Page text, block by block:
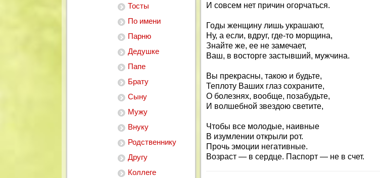
Тосты
По имени
Парню
Дедушке
Папе
Брату
Сыну
Мужу
Внуку
Родственнику
Другу
Коллеге
И совсем нет причин огорчаться.
Годы женщину лишь украшают,
Ну, а если, вдруг, где-то морщина,
Знайте же, ее не замечает,
Ваш, в восторге застывший, мужчина.
Вы прекрасны, такою и будьте,
Теплоту Ваших глаз сохраните,
О болезнях, вообще, позабудьте,
И волшебной звездою светите,
Чтобы все молодые, наивные
В изумлении открыли рот.
Прочь эмоции негативные.
Возраст — в сердце. Паспорт — не в счет.